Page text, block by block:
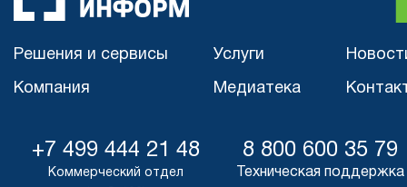
Решения и сервисы
Компания
Услуги
Медиатека
+7 499 444 21 48
Коммерческий отдел
8 800 600 35 79
Техническая поддержка